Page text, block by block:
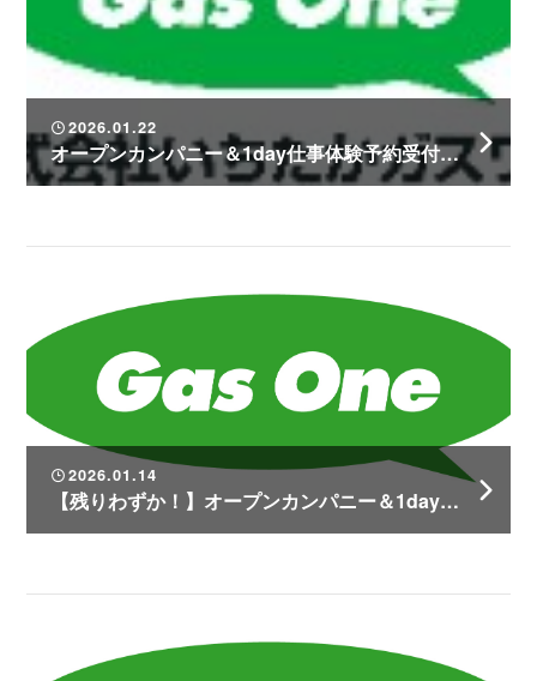
2026.01.22
オープンカンパニー＆1day仕事体験予約受付中！
2026.01.14
【残りわずか！】オープンカンパニー＆1day仕事体験の予約受付中！